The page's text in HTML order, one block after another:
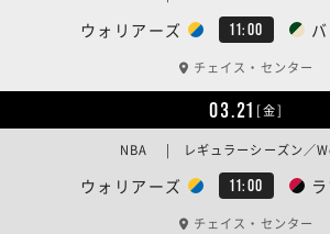
ウォリアーズ 11:00
チェイス・センター
03.21 [金]
ウォリアーズ 11:00
NBA | レギュラーシーズン／
チェイス・センター